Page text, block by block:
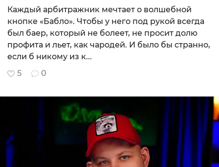
Каждый арбитражник мечтает о волшебной
кнопке «Бабло». Чтобы у него под рукой всегда
был баер, который не болеет, не просит долю
профита и льет, как чародей. И было бы странно,
если б никому из к...
5
0